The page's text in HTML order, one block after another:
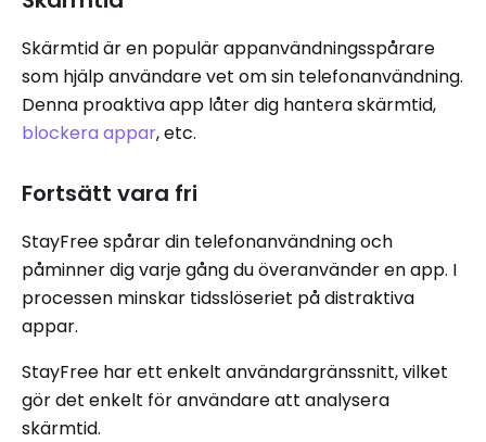
Skärmtid är en populär appanvändningsspårare
som hjälp användare vet om sin telefonanvändning.
Denna proaktiva app låter dig hantera skärmtid,
blockera appar, etc.
Fortsätt vara fri
StayFree spårar din telefonanvändning och
påminner dig varje gång du överanvänder en app. I
processen minskar tidsslöseriet på distraktiva
appar.
StayFree har ett enkelt användargränssnitt, vilket
gör det enkelt för användare att analysera
skärmtid.